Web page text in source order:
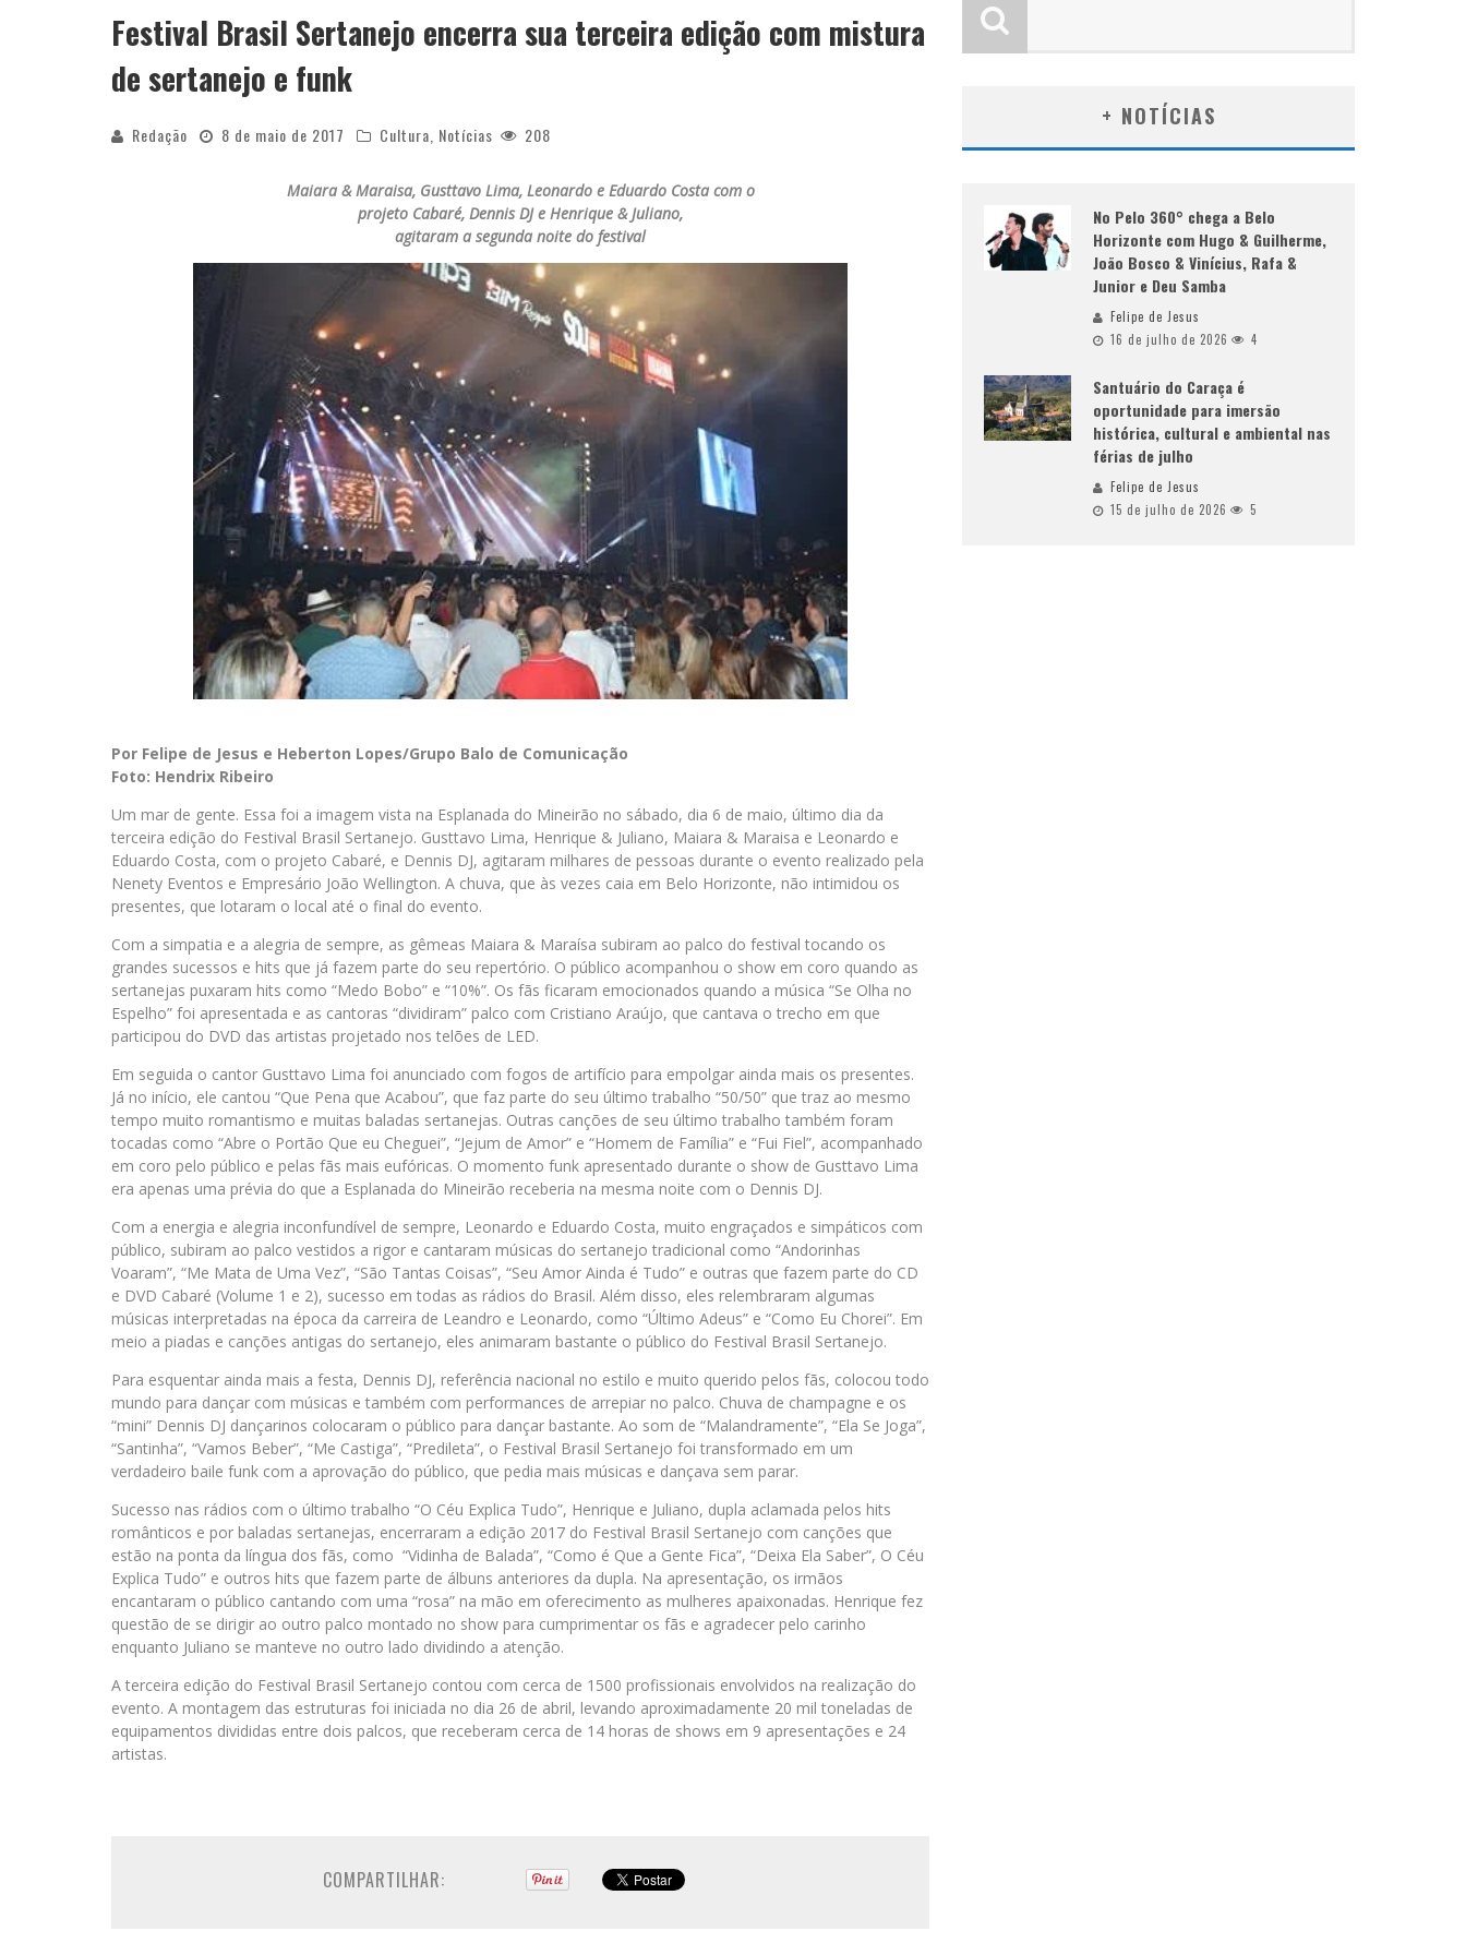
N
O PELO 360° CHEGA A BELO HORIZONTE COM HUGO & GUILHERME, JOÃO BOSCO & VINÍCIUS, RAFA & JUNIOR E DEU SAMBA
Festival Brasil Sertanejo encerra sua terceira edição com mistura
de sertanejo e funk
Redação 8 de maio de 2017 Cultura Notícias 208
Maiara & Maraisa, Gusttavo Lima, Leonardo e Eduardo Costa com o
projeto Cabaré, Dennis DJ e Henrique & Juliano,
agitaram a segunda noite do festival
Por Felipe de Jesus e Heberton Lopes/Grupo Balo de Comunicação
Foto: Hendrix Ribeiro
Um mar de gente. Essa foi a imagem vista na Esplanada do Mineirão no sábado, dia 6 de maio, último dia da
terceira edição do Festival Brasil Sertanejo. Gusttavo Lima, Henrique & Juliano, Maiara & Maraisa e Leonardo e
Eduardo Costa, com o projeto Cabaré, e Dennis DJ, agitaram milhares de pessoas durante o evento realizado pela
Nenety Eventos e Empresário João Wellington. A chuva, que às vezes caia em Belo Horizonte, não intimidou os
presentes, que lotaram o local até o final do evento.
Com a simpatia e a alegria de sempre, as gêmeas Maiara & Maraísa subiram ao palco do festival tocando os
grandes sucessos e hits que já fazem parte do seu repertório. O público acompanhou o show em coro quando as
sertanejas puxaram hits como “Medo Bobo” e “10%”. Os fãs ficaram emocionados quando a música “Se Olha no
Espelho” foi apresentada e as cantoras “dividiram” palco com Cristiano Araújo, que cantava o trecho em que
participou do DVD das artistas projetado nos telões de LED.
Em seguida o cantor Gusttavo Lima foi anunciado com fogos de artifício para empolgar ainda mais os presentes.
Já no início, ele cantou “Que Pena que Acabou”, que faz parte do seu último trabalho “50/50” que traz ao mesmo
tempo muito romantismo e muitas baladas sertanejas. Outras canções de seu último trabalho também foram
tocadas como “Abre o Portão Que eu Cheguei”, “Jejum de Amor” e “Homem de Família” e “Fui Fiel”, acompanhado
em coro pelo público e pelas fãs mais eufóricas. O momento funk apresentado durante o show de Gusttavo Lima
era apenas uma prévia do que a Esplanada do Mineirão receberia na mesma noite com o Dennis DJ.
Com a energia e alegria inconfundível de sempre, Leonardo e Eduardo Costa, muito engraçados e simpáticos com
público, subiram ao palco vestidos a rigor e cantaram músicas do sertanejo tradicional como “Andorinhas
Voaram”, “Me Mata de Uma Vez”, “São Tantas Coisas”, “Seu Amor Ainda é Tudo” e outras que fazem parte do CD
e DVD Cabaré (Volume 1 e 2), sucesso em todas as rádios do Brasil. Além disso, eles relembraram algumas
músicas interpretadas na época da carreira de Leandro e Leonardo, como “Último Adeus” e “Como Eu Chorei”. Em
meio a piadas e canções antigas do sertanejo, eles animaram bastante o público do Festival Brasil Sertanejo.
Para esquentar ainda mais a festa, Dennis DJ, referência nacional no estilo e muito querido pelos fãs, colocou todo
mundo para dançar com músicas e também com performances de arrepiar no palco. Chuva de champagne e os
“mini” Dennis DJ dançarinos colocaram o público para dançar bastante. Ao som de “Malandramente”, “Ela Se Joga”,
“Santinha”, “Vamos Beber”, “Me Castiga”, “Predileta”, o Festival Brasil Sertanejo foi transformado em um
verdadeiro baile funk com a aprovação do público, que pedia mais músicas e dançava sem parar.
Sucesso nas rádios com o último trabalho “O Céu Explica Tudo”, Henrique e Juliano, dupla aclamada pelos hits
românticos e por baladas sertanejas, encerraram a edição 2017 do Festival Brasil Sertanejo com canções que
estão na ponta da língua dos fãs, como “Vidinha de Balada”, “Como é Que a Gente Fica”, “Deixa Ela Saber”, O Céu
Explica Tudo” e outros hits que fazem parte de álbuns anteriores da dupla. Na apresentação, os irmãos
encantaram o público cantando com uma “rosa” na mão em oferecimento as mulheres apaixonadas. Henrique fez
questão de se dirigir ao outro palco montado no show para cumprimentar os fãs e agradecer pelo carinho
enquanto Juliano se manteve no outro lado dividindo a atenção.
A terceira edição do Festival Brasil Sertanejo contou com cerca de 1500 profissionais envolvidos na realização do
evento. A montagem das estruturas foi iniciada no dia 26 de abril, levando aproximadamente 20 mil toneladas de
equipamentos divididas entre dois palcos, que receberam cerca de 14 horas de shows em 9 apresentações e 24
artistas.
COMPARTILHAR:
+ NOTÍCIAS
No Pelo 360° chega a Belo
Horizonte com Hugo & Guilherme,
João Bosco & Vinícius, Rafa &
Junior e Deu Samba
Felipe de Jesus
16 de julho de 2026
4
Santuário do Caraça é
oportunidade para imersão
histórica, cultural e ambiental nas
férias de julho
Felipe de Jesus
15 de julho de 2026
5